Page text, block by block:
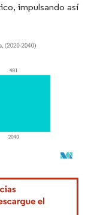
impulsando así
según CC BY 4.0.